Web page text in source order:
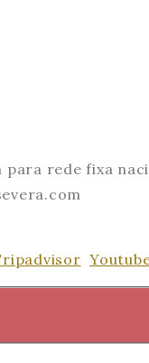
para rede fixa